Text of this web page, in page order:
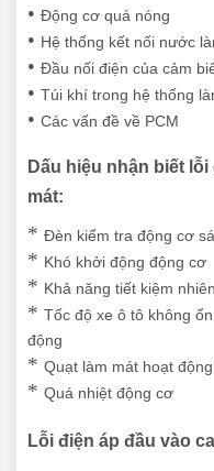
• Động cơ quá nóng
• Hệ thống kết nối nước
• Đầu nối điện của cảm
• Túi khí trong hệ thống
• Các vấn đề về PCM
Dấu hiệu nhận biết
mát:
* Đèn kiểm tra động cơ
* Khó khởi động động cơ
* Khả năng tiết kiệm
* Tốc độ xe ô tô không
động
* Quạt làm mát hoạt
* Quá nhiệt động cơ
Lỗi điện áp đầu vào